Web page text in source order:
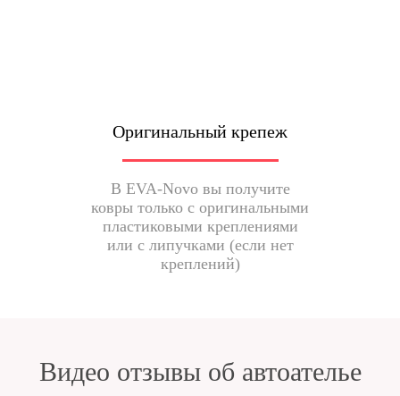
Оригинальный крепеж
В EVA-Novo вы получите
ковры только с оригинальными
пластиковыми креплениями
или с липучками (если нет
креплений)
Видео отзывы об автоателье